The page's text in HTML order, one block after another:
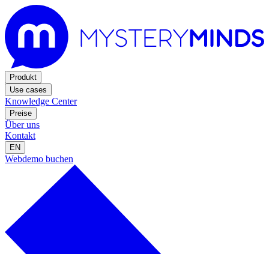
Produkt
Use cases
Knowledge Center
Preise
Über uns
Kontakt
EN
Webdemo buchen